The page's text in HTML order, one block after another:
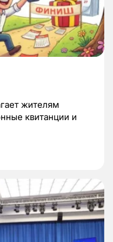
жителям
квитанции и